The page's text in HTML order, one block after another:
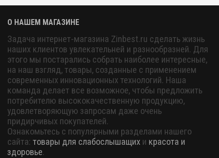
О НАШЕМ МАГАЗИНЕ
Задача интернет-магазина Zinbest.ru сделать жизнь
наших клиентов увлекательней и разнообразней. Для
этого мы постарались собрать наиболее интересные,
на наш взгляд, товары, созданные с применением
современных инновационных технологий. Наша
команда делает все возможное, чтобы предложить
потребителю высококачественную продукцию,
удовлетворяющую запросам даже очень
придирчивых покупателей.
Ознакомьтесь с популярными разделами нашего
сайта: товары для слабослышащих и красота и
здоровье.